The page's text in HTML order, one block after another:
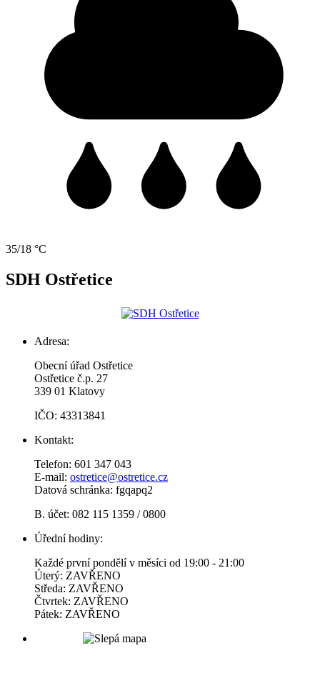
35/18 °C
SDH Ostřetice
Adresa:
Obecní úřad Ostřetice
Ostřetice č.p. 27
339 01 Klatovy
IČO: 43313841
Kontakt:
Telefon: 601 347 043
E-mail: ostretice@ostretice.cz
Datová schránka: fgqapq2
B. účet: 082 115 1359 / 0800
Úřední hodiny:
Každé první pondělí v měsíci od 19:00 - 21:00
Úterý: ZAVŘENO
Středa: ZAVŘENO
Čtvrtek: ZAVŘENO
Pátek: ZAVŘENO